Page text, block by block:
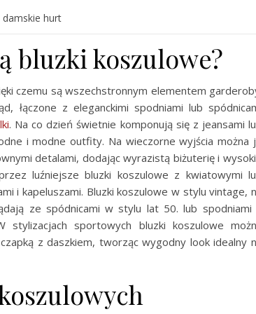
hurt
bluzki koszulowe?
czemu są wszechstronnym elementem
łączone z eleganckimi spodniami lub
. Na co dzień świetnie komponują się z jeansami
i modne outfity. Na wieczorne wyjścia można
detalami, dodając wyrazistą biżuterię i
luźniejsze bluzki koszulowe z kwiatowymi
i kapeluszami. Bluzki koszulowe w stylu vintage,
ze spódnicami w stylu lat 50. lub spodniami
stylizacjach sportowych bluzki koszulowe
z daszkiem, tworząc wygodny look idealny